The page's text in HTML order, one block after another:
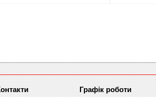
Графік роботи